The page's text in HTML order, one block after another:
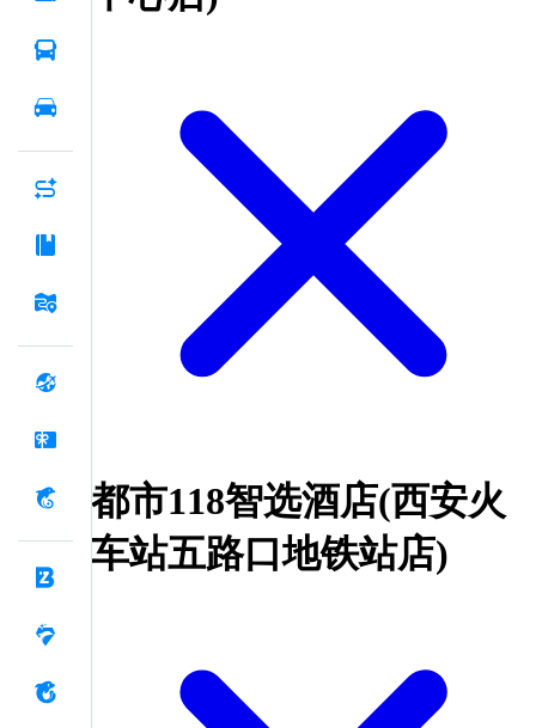
都市118智选酒店(西安火
车站五路口地铁站店)